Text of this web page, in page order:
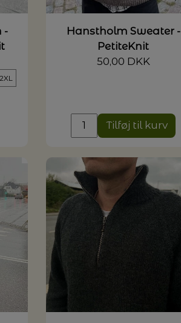
-
Hanstholm Sweater -
PetiteKnit
50,00 DKK
Tilføj til kurv